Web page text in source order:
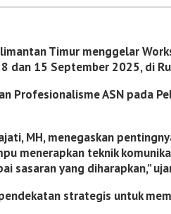
Timur menggelar
dan 15 September 2025, di
Profesionalisme ASN pada
MH, menegaskan
menerapkan teknik
sasaran yang diharapkan,”
strategis untuk